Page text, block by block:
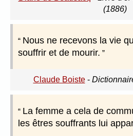
(1886)
Nous ne recevons la vie
souffrir et de mourir.
Claude Boiste-
La femme a cela de
les êtres souffrants lui